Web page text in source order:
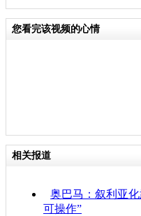
您看完该视频的心情
相关报道
奥巴马：叙利亚
可操作”